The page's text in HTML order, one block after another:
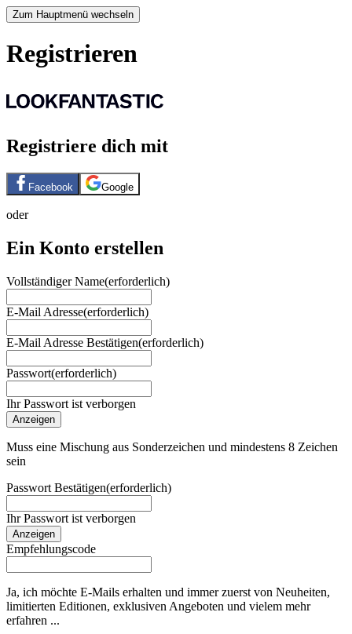
Zum Hauptmenü wechseln
Registrieren
Registriere dich mit
Facebook Google
oder
Ein Konto erstellen
Vollständiger Name(erforderlich)
E-Mail Adresse(erforderlich)
E-Mail Adresse Bestätigen(erforderlich)
Passwort(erforderlich)
Ihr Passwort ist verborgen
Anzeigen
Muss eine Mischung aus Sonderzeichen und mindestens 8 Zeichen
sein
Passwort Bestätigen(erforderlich)
Ihr Passwort ist verborgen
Anzeigen
Empfehlungscode
Ja, ich möchte E-Mails erhalten und immer zuerst von Neuheiten,
limitierten Editionen, exklusiven Angeboten und vielem mehr
erfahren ...